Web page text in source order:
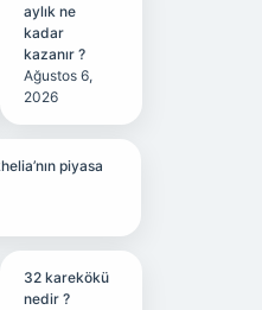
aylık ne
kadar
kazanır ?
Ağustos 6,
2026
piyasa
32 karekökü
nedir ?